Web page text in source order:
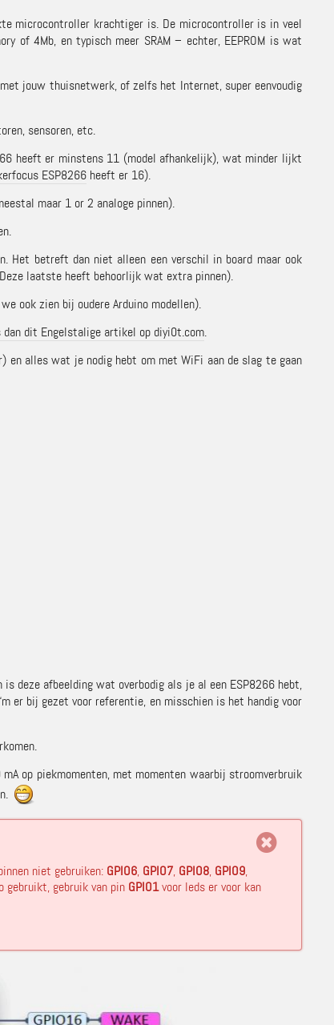
microcontroller krachtiger is. De microcontroller is in veel
of 4Mb, en typisch meer SRAM – echter, EEPROM is wat
jouw thuisnetwerk, of zelfs het Internet, super eenvoudig
sensoren, etc.
heeft er minstens 11 (model afhankelijk), wat minder lijkt
ESP8266heeft er 16).
maar 1 or 2 analoge pinnen).
Het betreft dan niet alleen een verschil in board maar ook
laatste heeft behoorlijk wat extra pinnen).
ook zien bij oudere Arduino modellen).
dan dit Engelstalige artikel op diyi0t.com.
en alles wat je nodig hebt om met WiFi aan de slag te gaan
deze afbeelding wat overbodig als je al een ESP8266 hebt,
er bij gezet voor referentie, en misschien is het handig voor
op piekmomenten, met momenten waarbij stroomverbruik
niet gebruiken: GPIO6, GPIO7, GPIO8, GPIO9,
gebruikt, gebruik van pin GPIO1voor leds er voor kan